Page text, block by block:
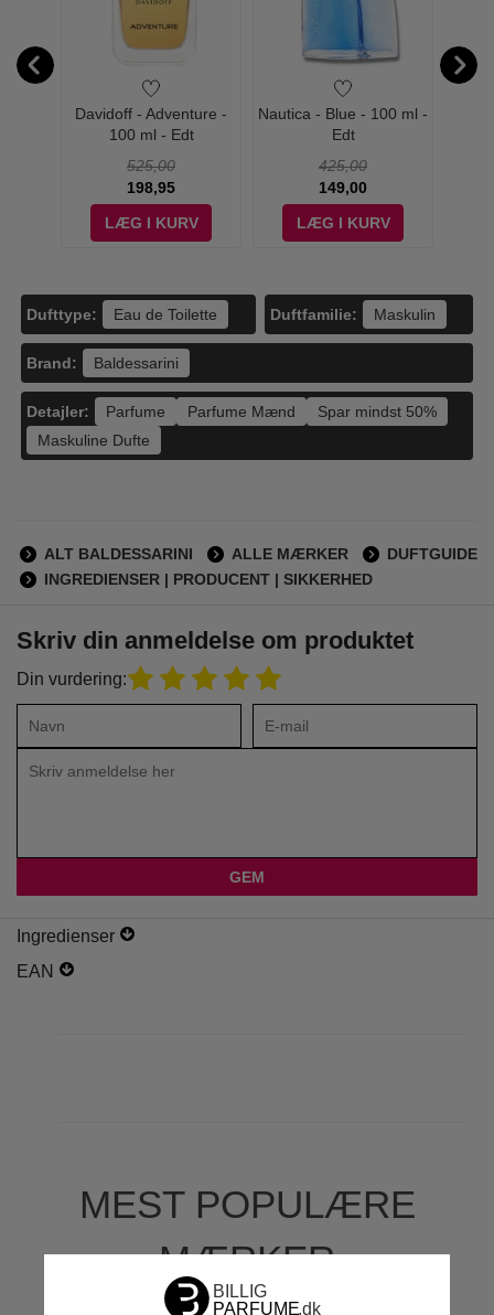
Davidoff - Adventure -
100 ml - Edt
525,00
198,95
LÆG I KURV
Nautica - Blue - 100 ml -
Edt
425,00
149,00
LÆG I KURV
Dufttype: Eau de Toilette Duftfamilie: Maskulin
Brand: Baldessarini
Detajler: Parfume Parfume Mænd
Spar mindst 50%
Maskuline Dufte
ALT BALDESSARINI ALLE MÆRKER
DUFTGUIDE
INGREDIENSER | PRODUCENT | SIKKERHED
Skriv din anmeldelse om produktet
Din vurdering:
Ingredienser
EAN
MEST POPULÆRE
MÆRKER